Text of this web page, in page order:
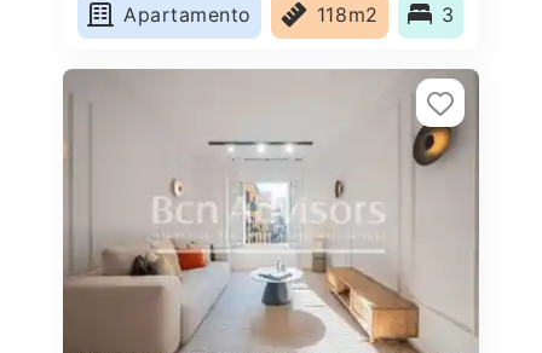
Apartamento
118m2 3